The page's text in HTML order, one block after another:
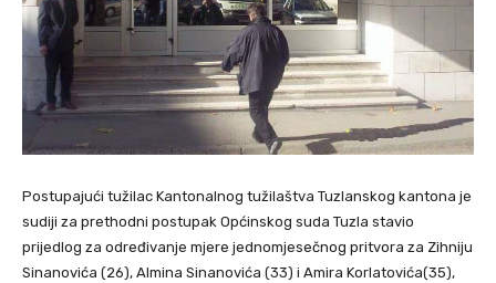
Postupajući tužilac Kantonalnog tužilaštva Tuzlanskog kantona je
sudiji za prethodni postupak Općinskog suda Tuzla stavio
prijedlog za određivanje mjere jednomjesečnog pritvora za Zihniju
Sinanovića (26), Almina Sinanovića (33) i Amira Korlatovića(35),